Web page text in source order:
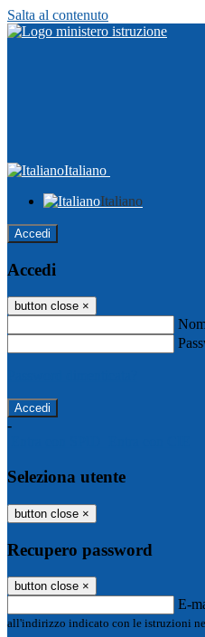
Salta al contenuto
Italiano
Italiano
Accedi
Accedi
button close ×
-
Seleziona utente
button close ×
Recupero password
button close ×
E-
all'indirizzo indicato con le istruzioni